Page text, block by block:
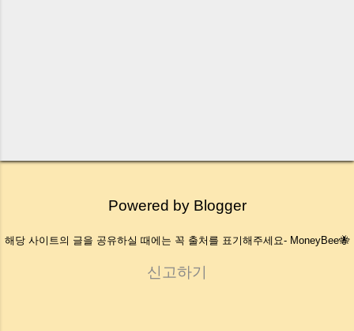
Powered by Blogger
해당 사이트의 글을 공유하실 때에는 꼭 출처를 표기해주세요- MoneyBee🐝
신고하기